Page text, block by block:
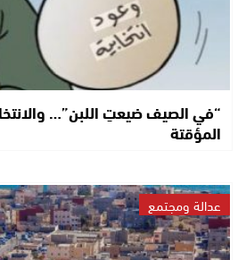
“في الصيف ضيعتِ اللبن”…
المؤقتة
عدالة ومجتمع